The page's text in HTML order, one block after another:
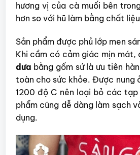
hương vị của cà muối bên
hơn so với hũ làm bằng chất
Sản phẩm được phủ lớp men
Khi cầm có cảm giác mịn mát,
dưa bằng gốm sứ là ưu tiên
toàn cho sức khỏe. Được nung
1200 độ C nên loại bỏ các
phẩm cũng dễ dàng làm sạch
dụng.